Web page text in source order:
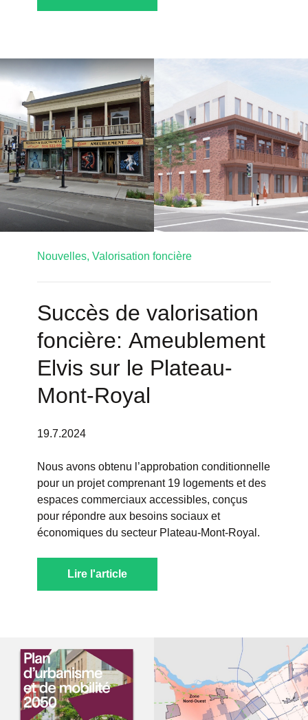
Nouvelles, Valorisation foncière
Succès de valorisation
foncière: Ameublement
Elvis sur le Plateau-
Mont-Royal
19.7.2024
Nous avons obtenu l’approbation conditionnelle
pour un projet comprenant 19 logements et des
espaces commerciaux accessibles, conçus
pour répondre aux besoins sociaux et
économiques du secteur Plateau-Mont-Royal.
Lire l'article